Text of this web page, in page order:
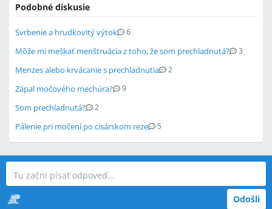
Podobné diskusie
Svrbenie a hrudkovitý výtok 6
Môže mi meškať menštruácia z toho, že som prechladnutá? 3
Menzes alebo krvácanie s prechladnutia 2
Zápal močového mechúra? 9
Som prechladnutá? 2
Pálenie pri močení po cisárskom reze 5
Odošli